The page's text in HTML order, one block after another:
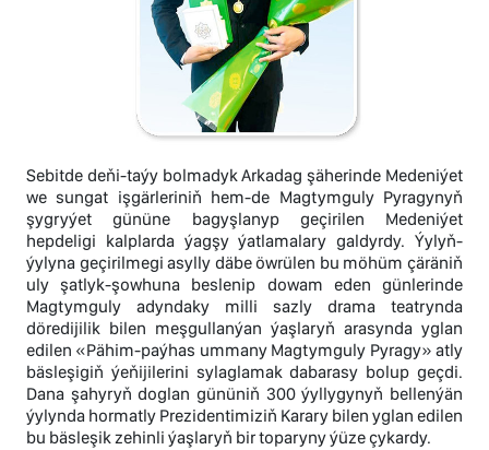
Sebitde deňi-taýy bolmadyk Arkadag şäherinde Medeniýet
we sungat işgärleriniň hem-de Magtymguly Pyragynyň
şygryýet gününe bagyşlanyp geçirilen Medeniýet
hepdeligi kalplarda ýagşy ýatlamalary galdyrdy. Ýylyň-
ýylyna geçirilmegi asylly däbe öwrülen bu möhüm çäräniň
uly şatlyk-şowhuna beslenip dowam eden günlerinde
Magtymguly adyndaky milli sazly drama teatrynda
döredijilik bilen meşgullanýan ýaşlaryň arasynda yglan
edilen «Pähim-paýhas ummany Magtymguly Pyragy» atly
bäsleşigiň ýeňijilerini sylaglamak dabarasy bolup geçdi.
Dana şahyryň doglan gününiň 300 ýyllygynyň bellenýän
ýylynda hormatly Prezidentimiziň Karary bilen yglan edilen
bu bäsleşik zehinli ýaşlaryň bir toparyny ýüze çykardy.